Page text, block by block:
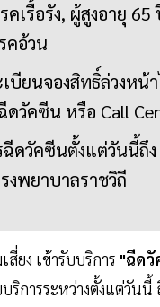
คเรื้อรัง, ผู้สูงอายุ
คอ้วน
บียนจองสิทธิ์ล่วงห
ดวัคซีน หรือ Call
ฉีดวัคซีนตั้งแต่วันนี้ถึ
งพยาบาลราชวิถี
ยง เข้ารับบริการ "ฉีดวั
การระหว่างตั้งแต่วัน